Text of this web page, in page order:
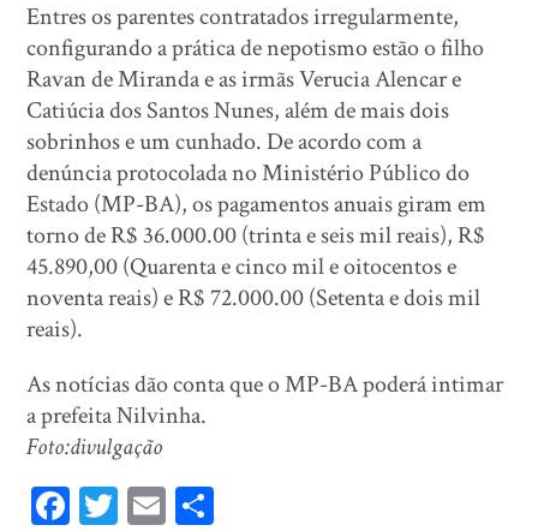
Entres os parentes contratados irregularmente,
configurando a prática de nepotismo estão o filho
Ravan de Miranda e as irmãs Verucia Alencar e
Catiúcia dos Santos Nunes, além de mais dois
sobrinhos e um cunhado. De acordo com a
denúncia protocolada no Ministério Público do
Estado (MP-BA), os pagamentos anuais giram em
torno de R$ 36.000.00 (trinta e seis mil reais), R$
45.890,00 (Quarenta e cinco mil e oitocentos e
noventa reais) e R$ 72.000.00 (Setenta e dois mil
reais).
As notícias dão conta que o MP-BA poderá intimar
a prefeita Nilvinha.
Foto:divulgação
Fa T E